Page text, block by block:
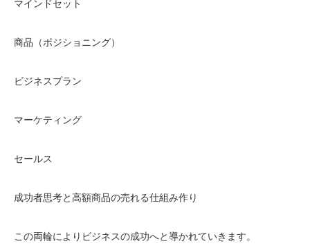
マインドセット
商品（ポジショニング）
ビジネスプラン
マーケティング
セールス
成功者思考と高額商品の売れる仕組み作り
この両輪によりビジネスの成功へと導かれていきます。